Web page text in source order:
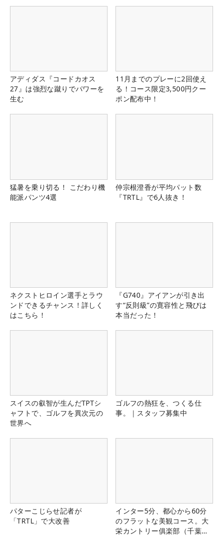
アディダス『コードカオス
27』は強烈な蹴りでパワーを
生む
11月までのプレーに2回使え
る！コース限定3,500円クー
ポン配布中！
猛暑を乗り切る！ こだわり機
能派パンツ4選
仲宗根澄香が平均パット数
『TRTL』で6人抜き！
ネクストヒロイン選手とラウ
ンドできるチャンス！詳しく
はこちら！
『G740』アイアンが引き出
す“反則級”の寛容性と飛びは
本当だった！
スイスの叡智が生んだTPTシ
ャフトで、ゴルフを異次元の
世界へ
ゴルフの熱狂を、つくる仕
事。｜スタッフ募集中
パターこじらせ記者が
「TRTL」で大改善
インター5分、都心から60分
のフラットな美観コース。大
栄カントリー俱楽部（千葉